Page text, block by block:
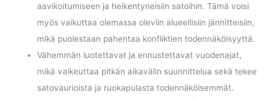
aavikoitumiseen ja heikentyneisiin satoihin. Tämä voisi
myös vaikuttaa olemassa oleviin alueellisiin jännitteisiin,
mikä puolestaan pahentaa konfliktien todennäköisyyttä.
Vähemmän luotettavat ja ennustettavat vuodenajat,
mikä vaikeuttaa pitkän aikavälin suunnittelua sekä tekee
satovaurioista ja ruokapulasta todennäköisemmät.